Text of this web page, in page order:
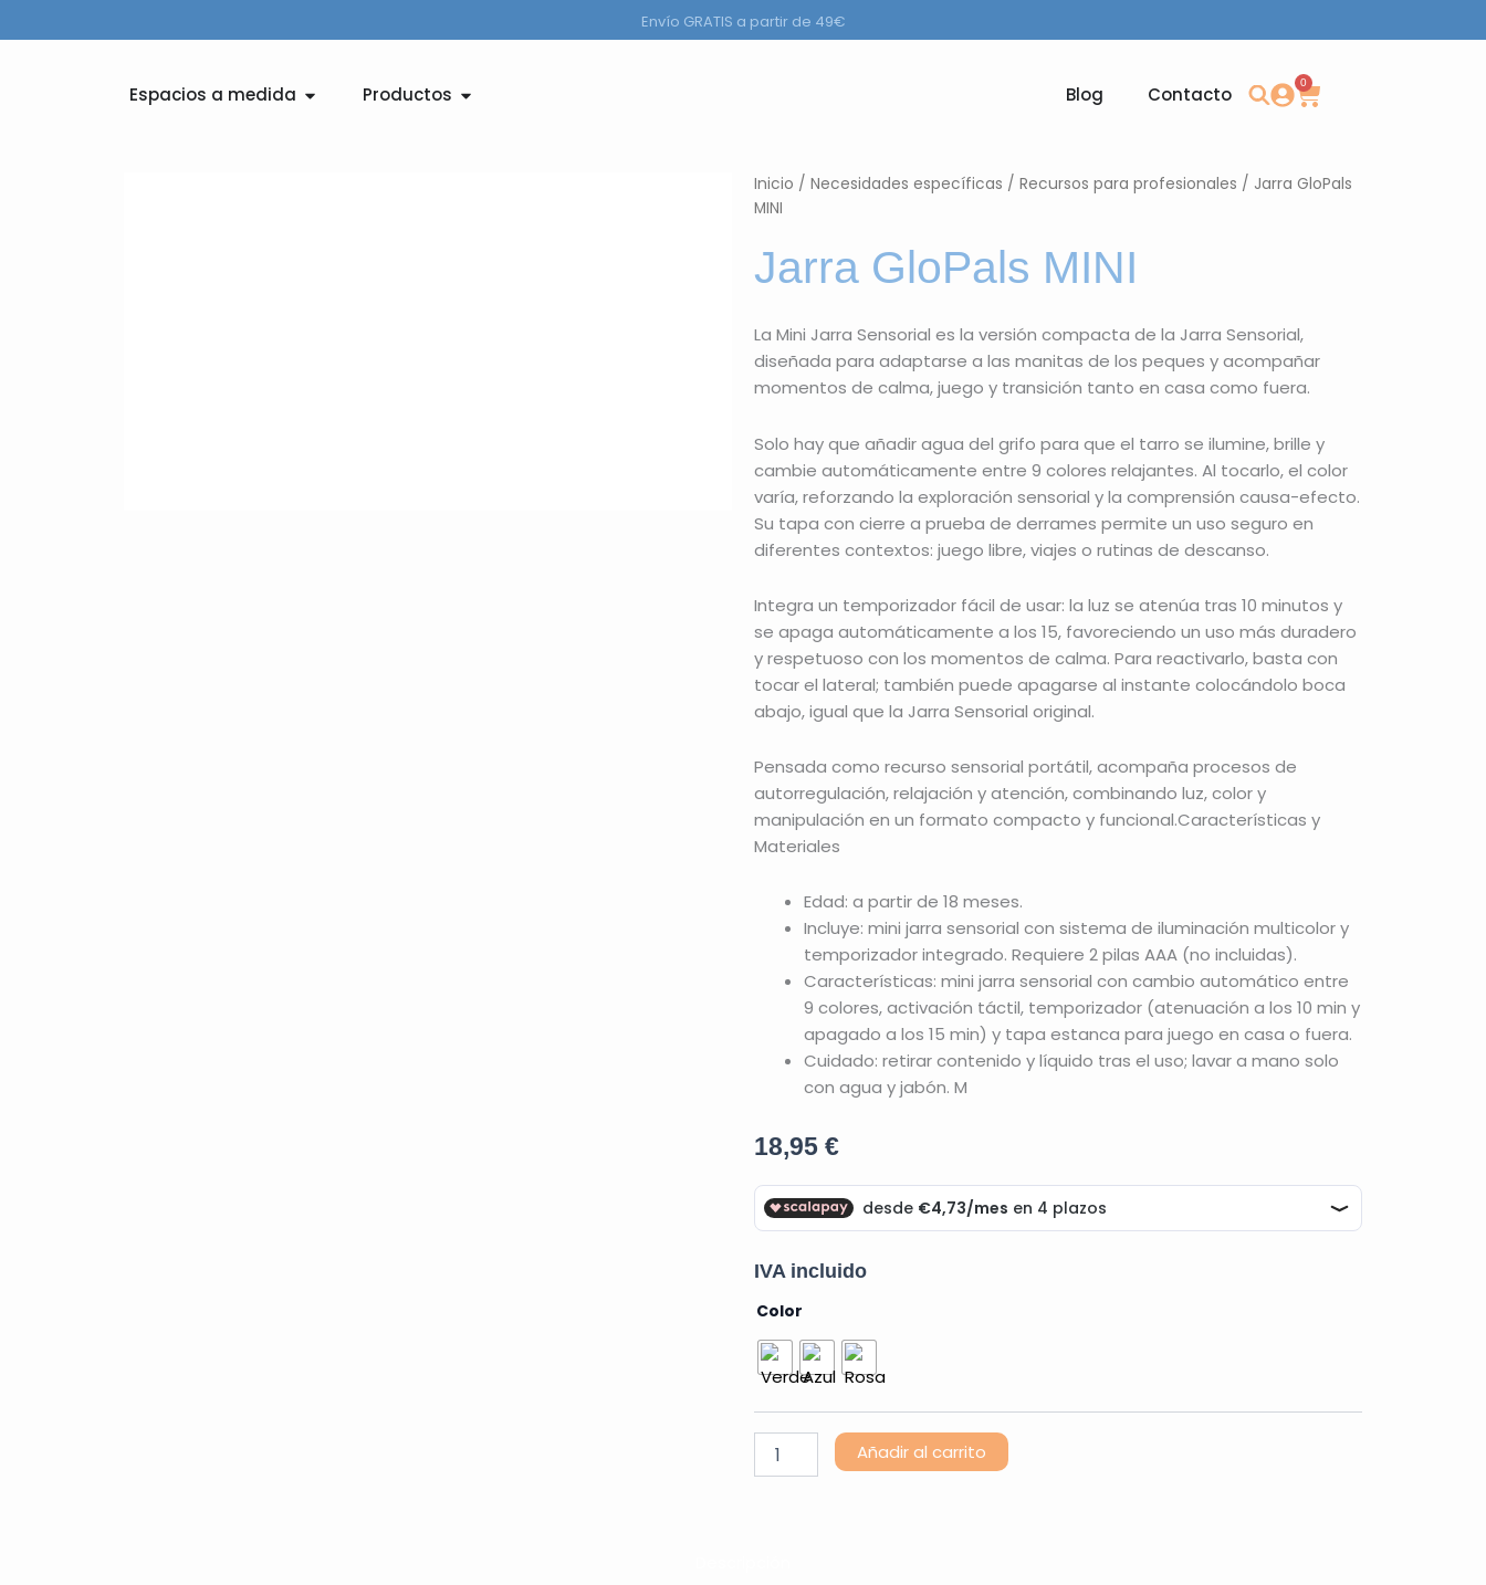
al
Envío GRATIS a partir de 49€
Espacios a medida Abrir Espacios a medida
Productos Abrir Productos Blog Contacto
0
Carrito
Inicio / Necesidades específicas / Recursos para profesionales / Jarra GloPals
MINI
Jarra GloPals MINI
La Mini Jarra Sensorial es la versión compacta de la Jarra Sensorial,
diseñada para adaptarse a las manitas de los peques y acompañar
momentos de calma, juego y transición tanto en casa como fuera.
Solo hay que añadir agua del grifo para que el tarro se ilumine, brille y
cambie automáticamente entre 9 colores relajantes. Al tocarlo, el color
varía, reforzando la exploración sensorial y la comprensión causa-efecto.
Su tapa con cierre a prueba de derrames permite un uso seguro en
diferentes contextos: juego libre, viajes o rutinas de descanso.
Integra un temporizador fácil de usar: la luz se atenúa tras 10 minutos y
se apaga automáticamente a los 15, favoreciendo un uso más duradero
y respetuoso con los momentos de calma. Para reactivarlo, basta con
tocar el lateral; también puede apagarse al instante colocándolo boca
abajo, igual que la Jarra Sensorial original.
Pensada como recurso sensorial portátil, acompaña procesos de
autorregulación, relajación y atención, combinando luz, color y
manipulación en un formato compacto y funcional.Características y
Materiales
Edad: a partir de 18 meses.
Incluye: mini jarra sensorial con sistema de iluminación multicolor y
temporizador integrado. Requiere 2 pilas AAA (no incluidas).
Características: mini jarra sensorial con cambio automático entre
9 colores, activación táctil, temporizador (atenuación a los 10 min y
apagado a los 15 min) y tapa estanca para juego en casa o fuera.
Cuidado: retirar contenido y líquido tras el uso; lavar a mano solo
con agua y jabón. M
18,95 €
IVA incluido
Color
Jarra
MINI
cantidad
Añadir al carrito